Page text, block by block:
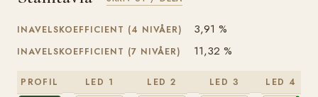
INAVELSKOEFFICIENT (4 NIVÅER) 3,91 %
INAVELSKOEFFICIENT (7 NIVÅER) 11,32 %
PROFIL LED 1 LED 2 LED 3 LED 4